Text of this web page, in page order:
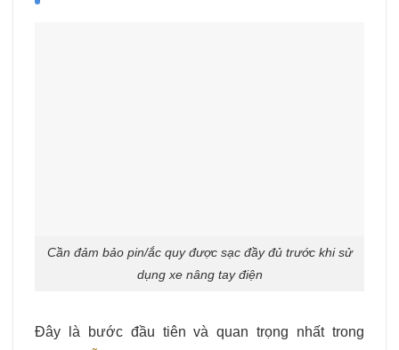
Cần đảm bảo pin/ắc quy được sạc đầy đủ trước khi sử
dụng xe nâng tay điện
Đây là bước đầu tiên và quan trọng nhất trong